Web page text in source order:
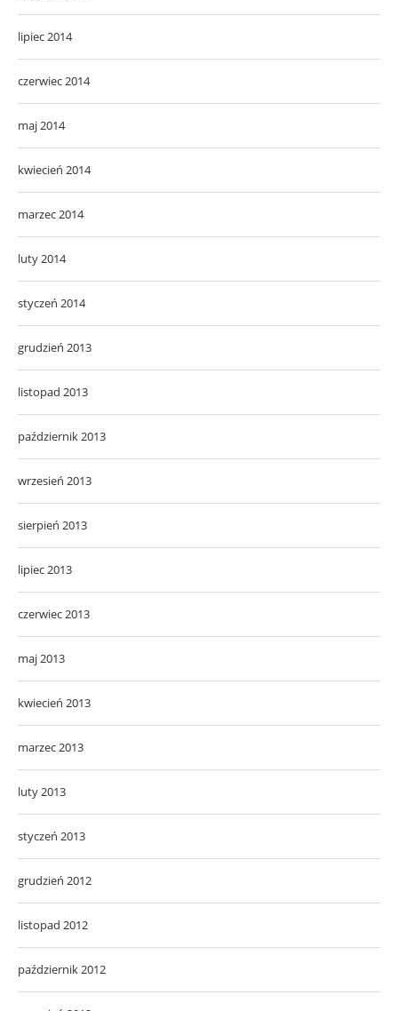
lipiec 2014
czerwiec 2014
maj 2014
kwiecień 2014
marzec 2014
luty 2014
styczeń 2014
grudzień 2013
listopad 2013
październik 2013
wrzesień 2013
sierpień 2013
lipiec 2013
czerwiec 2013
maj 2013
kwiecień 2013
marzec 2013
luty 2013
styczeń 2013
grudzień 2012
listopad 2012
październik 2012